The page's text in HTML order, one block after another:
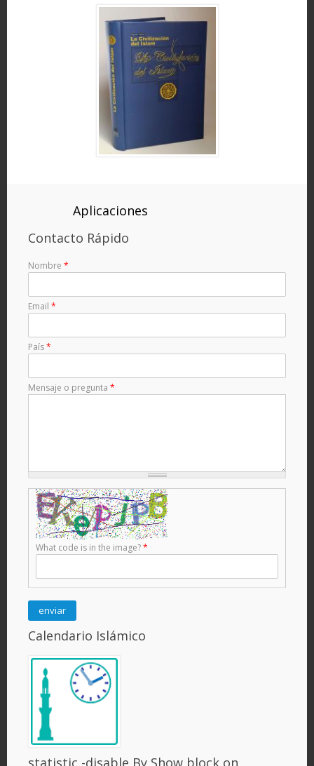
Aplicaciones
Contacto Rápido
Nombre *
Email *
País*
Mensaje o pregunta *
What code is in the image?*
Calendario Islámico
statistic -disable By Show block on